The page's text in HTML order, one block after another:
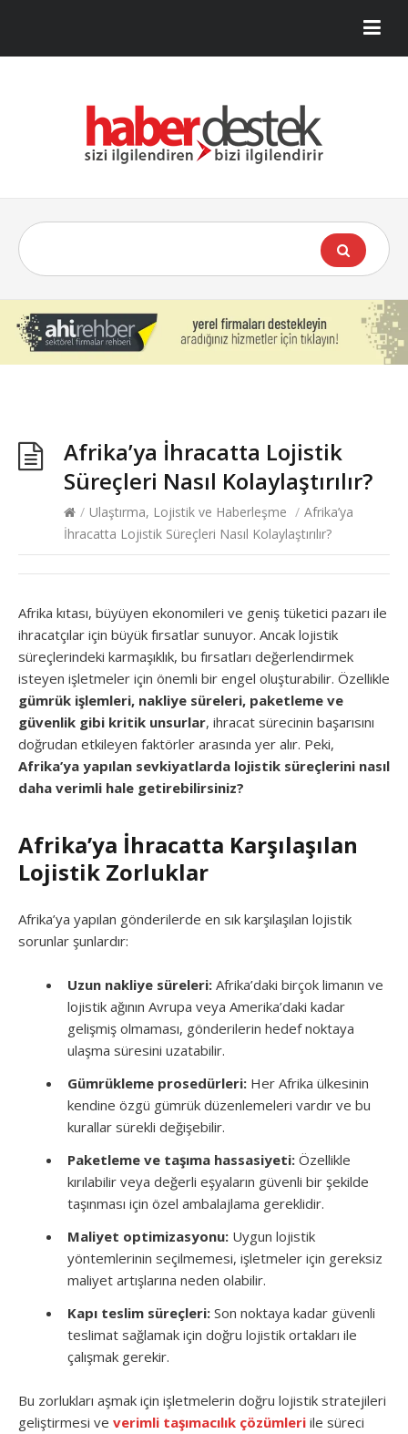
Afrika’ya İhracatta Lojistik
Süreçleri Nasıl Kolaylaştırılır?
/ Ulaştırma, Lojistik ve Haberleşme / Afrika’ya
İhracatta Lojistik Süreçleri Nasıl Kolaylaştırılır?
Afrika kıtası, büyüyen ekonomileri ve geniş tüketici pazarı ile
ihracatçılar için büyük fırsatlar sunuyor. Ancak lojistik
süreçlerindeki karmaşıklık, bu fırsatları değerlendirmek
isteyen işletmeler için önemli bir engel oluşturabilir. Özellikle
gümrük işlemleri, nakliye süreleri, paketleme ve
güvenlik gibi kritik unsurlar, ihracat sürecinin başarısını
doğrudan etkileyen faktörler arasında yer alır. Peki,
Afrika’ya yapılan sevkiyatlarda lojistik süreçlerini nasıl
daha verimli hale getirebilirsiniz?
Afrika’ya İhracatta Karşılaşılan
Lojistik Zorluklar
Afrika’ya yapılan gönderilerde en sık karşılaşılan lojistik
sorunlar şunlardır:
Uzun nakliye süreleri: Afrika’daki birçok limanın ve
lojistik ağının Avrupa veya Amerika’daki kadar
gelişmiş olmaması, gönderilerin hedef noktaya
ulaşma süresini uzatabilir.
Gümrükleme prosedürleri: Her Afrika ülkesinin
kendine özgü gümrük düzenlemeleri vardır ve bu
kurallar sürekli değişebilir.
Paketleme ve taşıma hassasiyeti: Özellikle
kırılabilir veya değerli eşyaların güvenli bir şekilde
taşınması için özel ambalajlama gereklidir.
Maliyet optimizasyonu: Uygun lojistik
yöntemlerinin seçilmemesi, işletmeler için gereksiz
maliyet artışlarına neden olabilir.
Kapı teslim süreçleri: Son noktaya kadar güvenli
teslimat sağlamak için doğru lojistik ortakları ile
çalışmak gerekir.
Bu zorlukları aşmak için işletmelerin doğru lojistik stratejileri
geliştirmesi ve verimli taşımacılık çözümleri ile süreci